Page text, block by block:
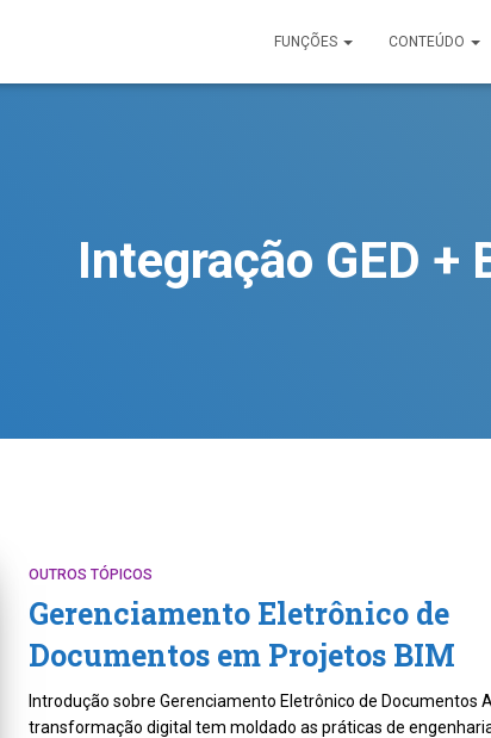
FUNÇÕES CONTEÚDO
Integração GED +
OUTROS TÓPICOS
Gerenciamento Eletrônico de
Documentos em Projetos BIM
Introdução sobre Gerenciamento Eletrônico de Documentos A
transformação digital tem moldado as práticas de